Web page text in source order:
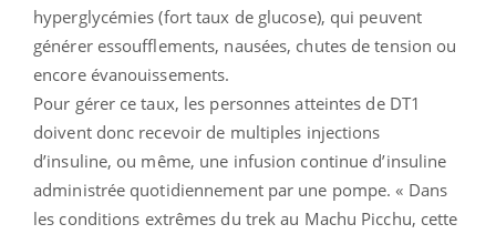
hyperglycémies (fort taux de glucose), qui peuvent
générer essoufflements, nausées, chutes de tension ou
encore évanouissements.
Pour gérer ce taux, les personnes atteintes de DT1
doivent donc recevoir de multiples injections
d’insuline, ou même, une infusion continue d’insuline
administrée quotidiennement par une pompe. « Dans
les conditions extrêmes du trek au Machu Picchu, cette